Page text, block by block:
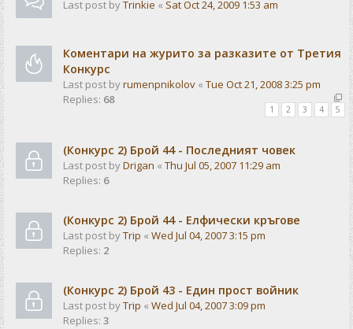
Last post byTrinkie « Sat Oct 24, 2009 1:53 am
Коментари на журито за разказите от Третия
Конкурс
Last post byrumenpnikolov « Tue Oct 21, 2008 3:25 pm
Replies: 68
1 2 3 4 5
(Конкурс 2) Брой 44 - Последният човек
Last post byDrigan « Thu Jul 05, 2007 11:29 am
Replies: 6
(Конкурс 2) Брой 44 - Елфически кръгове
Last post byTrip « Wed Jul 04, 2007 3:15 pm
Replies: 2
(Конкурс 2) Брой 43 - Един прост войник
Last post byTrip « Wed Jul 04, 2007 3:09 pm
Replies: 3